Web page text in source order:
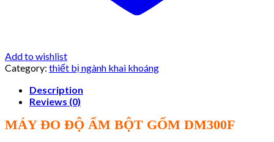
Add to wishlist
Category: thiết bị ngành khai khoáng
Description
Reviews (0)
MÁY ĐO ĐỘ ẨM BỘT GỐM DM300F